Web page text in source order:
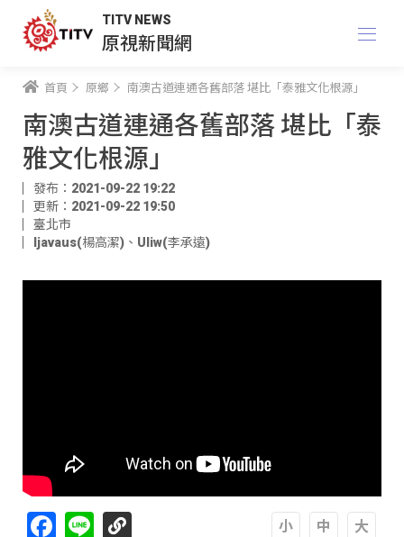
TITV NEWS
原視新聞網
首頁 原鄉 南澳古道連通各舊部落 堪比「泰雅文化根源」
南澳古道連通各舊部落 堪比「泰
雅文化根源」
發布：2021-09-22 19:22
更新：2021-09-22 19:50
臺北市
ljavaus(楊高潔) 、 Uliw(李承遠)
Facebook
Line